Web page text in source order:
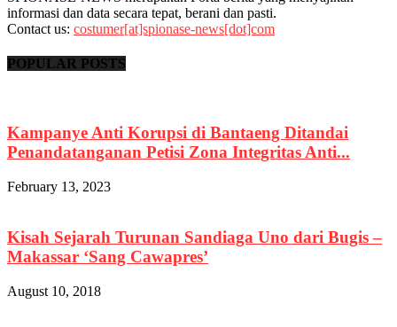
informasi dan data secara tepat, berani dan pasti.
Contact us: costumer[at]spionase-news[dot]com
POPULAR POSTS
Kampanye Anti Korupsi di Bantaeng Ditandai
Penandatanganan Petisi Zona Integritas Anti...
February 13, 2023
Kisah Sejarah Turunan Sandiaga Uno dari Bugis –
Makassar ‘Sang Cawapres’
August 10, 2018